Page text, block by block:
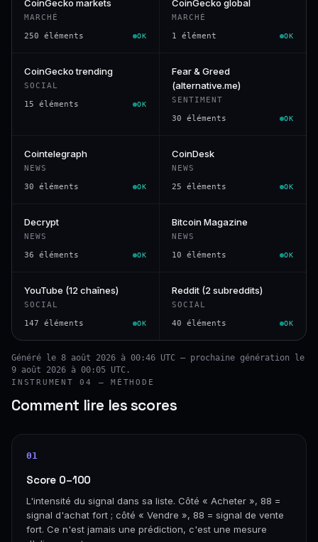
CoinGecko markets
MARCHÉ
250 éléments OK
CoinGecko global
MARCHÉ
1 élément OK
CoinGecko trending
SOCIAL
15 éléments OK
Fear & Greed
(alternative.me)
SENTIMENT
30 éléments OK
Cointelegraph
NEWS
30 éléments OK
CoinDesk
NEWS
25 éléments OK
Decrypt
NEWS
36 éléments OK
Bitcoin Magazine
NEWS
10 éléments OK
YouTube (12 chaînes)
SOCIAL
147 éléments OK
Reddit (2 subreddits)
SOCIAL
40 éléments OK
Généré le 8 août 2026 à 00:46 UTC — prochaine génération le
9 août 2026 à 00:05 UTC.
INSTRUMENT 04 — MÉTHODE
Comment lire les scores
01
Score 0–100
L'intensité du signal dans sa liste. Côté « Acheter », 88 =
signal d'achat fort ; côté « Vendre », 88 = signal de vente
fort. Ce n'est jamais une prédiction, c'est une mesure